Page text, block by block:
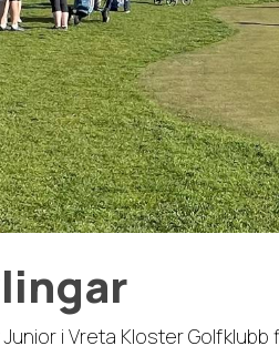
i Vreta Kloster